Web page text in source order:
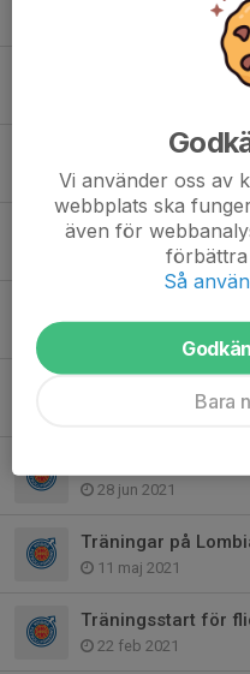
FP 15-16-17 ingen
Träningar i
15 nov 2021
Träningsinfo
24 sep 2021
28 jun 2021
Träningar på
11 maj 2021
Träningsstart för
22 feb 2021
Vi använder oss av
webbplats ska
även för
förbättra
Så
Bara